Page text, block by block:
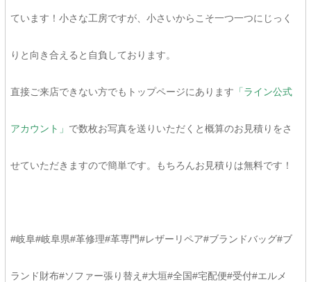
ています！小さな工房ですが、小さいからこそ一つ一つにじっく
りと向き合えると自負しております。
直接ご来店できない方でもトップページにあります 「ライン公式
アカウント」 で数枚お写真を送りいただくと概算のお見積りをさ
せていただきますので簡単です。もちろんお見積りは無料です！
#岐阜#岐阜県#革修理#革専門#レザーリペア#ブランドバッグ#ブ
ランド財布#ソファー張り替え#大垣#全国#宅配便#受付#エルメ